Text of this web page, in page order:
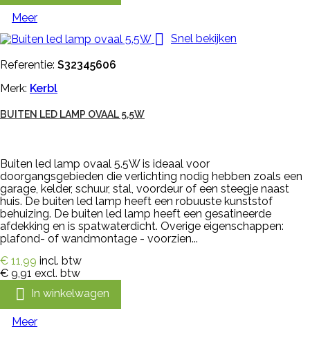
Meer
 Snel bekijken
Referentie: S32345606
Merk: Kerbl
BUITEN LED LAMP OVAAL 5.5W
Buiten led lamp ovaal 5.5W is ideaal voor
doorgangsgebieden die verlichting nodig hebben zoals een
garage, kelder, schuur, stal, voordeur of een steegje naast
huis. De buiten led lamp heeft een robuuste kunststof
behuizing. De buiten led lamp heeft een gesatineerde
afdekking en is spatwaterdicht. Overige eigenschappen:
plafond- of wandmontage - voorzien...
€ 11,99 incl. btw
€ 9,91 excl. btw
 In winkelwagen
Meer